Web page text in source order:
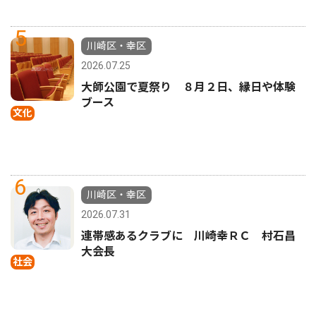
5
文化
川崎区・幸区
2026.07.25
大師公園で夏祭り ８月２日、縁日や体験
ブース
6
社会
川崎区・幸区
2026.07.31
連帯感あるクラブに 川崎幸ＲＣ 村石昌
大会長